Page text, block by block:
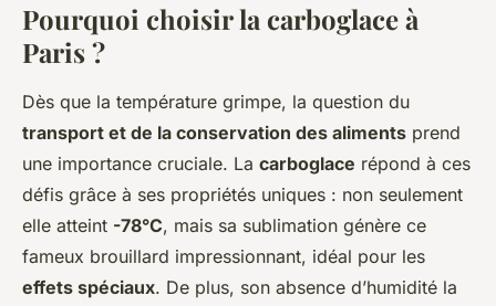
Pourquoi choisir la carboglace à
Paris ?
Dès que la température grimpe, la question du
transport et de la conservation des aliments prend
une importance cruciale. La carboglace répond à ces
défis grâce à ses propriétés uniques : non seulement
elle atteint -78°C, mais sa sublimation génère ce
fameux brouillard impressionnant, idéal pour les
effets spéciaux. De plus, son absence d’humidité la